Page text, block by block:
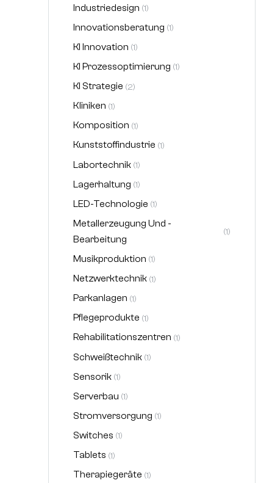
Industriedesign (1)
Innovationsberatung (1)
KI Innovation (1)
KI Prozessoptimierung (1)
KI Strategie (2)
Kliniken (1)
Komposition (1)
Kunststoffindustrie (1)
Labortechnik (1)
Lagerhaltung (1)
LED-Technologie (1)
Metallerzeugung Und -
Bearbeitung
(1)
Musikproduktion (1)
Netzwerktechnik (1)
Parkanlagen (1)
Pflegeprodukte (1)
Rehabilitationszentren (1)
Schweißtechnik (1)
Sensorik (1)
Serverbau (1)
Stromversorgung (1)
Switches (1)
Tablets (1)
Therapiegeräte (1)